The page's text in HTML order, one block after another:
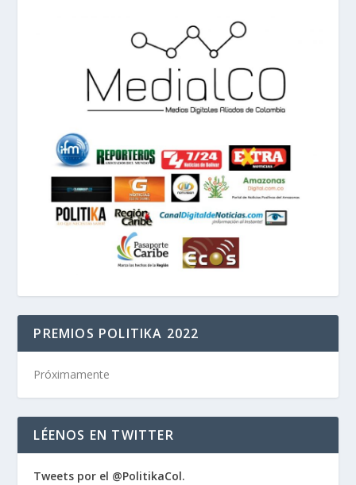
PREMIOS POLITIKA 2022
Próximamente
LÉENOS EN TWITTER
Tweets por el @PolitikaCol.